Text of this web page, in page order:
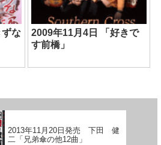
な
2009年11月4日 「好きで
す前橋」
2013年11月20日発売 下田 健
二「兄弟傘の他12曲」